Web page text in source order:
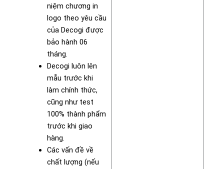
niệm chương in
logo theo yêu cầu
của Decogi được
bảo hành 06
tháng.
Decogi luôn lên
mẫu trước khi
làm chính thức,
cũng như test
100% thành phẩm
trước khi giao
hàng.
Các vấn đề về
chất lượng (nếu